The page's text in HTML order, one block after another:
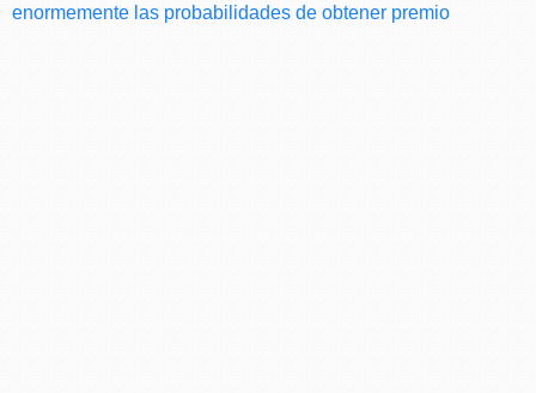
enormemente las probabilidades de obtener premio